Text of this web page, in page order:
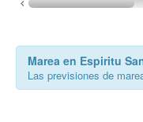
Marea en Espiritu
Las previsiones de